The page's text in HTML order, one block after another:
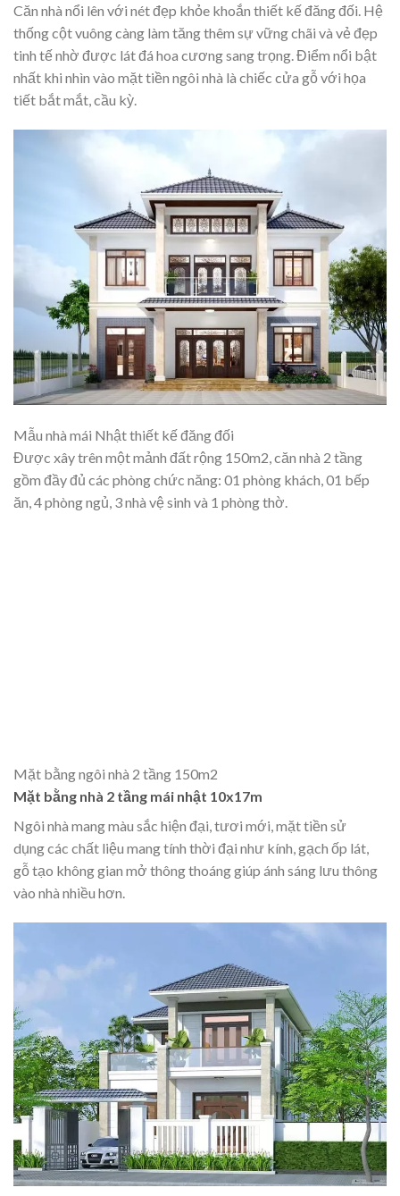
Căn nhà nổi lên với nét đẹp khỏe khoắn thiết kế đăng đối. Hệ
thống cột vuông càng làm tăng thêm sự vững chãi và vẻ đẹp
tinh tế nhờ được lát đá hoa cương sang trọng. Điểm nổi bật
nhất khi nhìn vào mặt tiền ngôi nhà là chiếc cửa gỗ với họa
tiết bắt mắt, cầu kỳ.
Mẫu nhà mái Nhật thiết kế đăng đối
Được xây trên một mảnh đất rộng 150m2, căn nhà 2 tầng
gồm đầy đủ các phòng chức năng: 01 phòng khách, 01 bếp
ăn, 4 phòng ngủ, 3 nhà vệ sinh và 1 phòng thờ.
Mặt bằng ngôi nhà 2 tầng 150m2
Mặt bằng nhà 2 tầng mái nhật 10x17m
Ngôi nhà mang màu sắc hiện đại, tươi mới, mặt tiền sử
dụng các chất liệu mang tính thời đại như kính, gạch ốp lát,
gỗ tạo không gian mở thông thoáng giúp ánh sáng lưu thông
vào nhà nhiều hơn.